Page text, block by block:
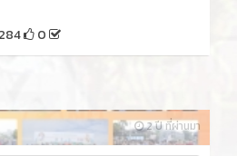
0
2 ปี ที่ผ่านมา